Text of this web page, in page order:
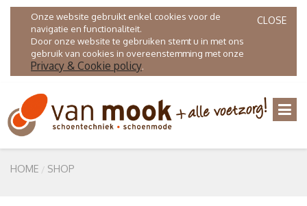
CLOSE
Onze website gebruikt enkel cookies voor de
navigatie en functionaliteit.
Door onze website te gebruiken stemt u in met ons
gebruik van cookies in overeenstemming met onze
Privacy & Cookie policy.
HOME SHOP